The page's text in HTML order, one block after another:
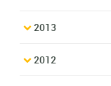
2013
2012